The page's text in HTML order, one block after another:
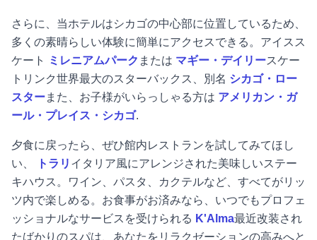
さらに、当ホテルはシカゴの中心部に位置しているため、
多くの素晴らしい体験に簡単にアクセスできる。アイスス
ケート
ミレニアムパーク または マギー・デイリースケー
トリンク世界最大のスターバックス、別名 シカゴ・ロー
スターまた、お子様がいらっしゃる方は アメリカン・ガ
ール・プレイス・シカゴ.
夕食に戻ったら、ぜひ館内レストランを試してみてほし
い、
トラリ イタリア風にアレンジされた美味しいステー
キハウス。ワイン、パスタ、カクテルなど、すべてがリッ
ツ内で楽しめる。お食事がお済みなら、いつでもプロフェ
ッショナルなサービスを受けられる K'Alma最近改装され
たばかりのスパは、あなたをリラクゼーションの高みへと